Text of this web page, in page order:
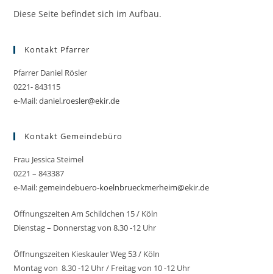
Diese Seite befindet sich im Aufbau.
Kontakt Pfarrer
Pfarrer Daniel Rösler
0221- 843115
e-Mail:daniel.roesler@ekir.de
Kontakt Gemeindebüro
Frau Jessica Steimel
0221 – 843387
e-Mail:gemeindebuero-koelnbrueckmerheim@ekir.de
Öffnungszeiten Am Schildchen 15 / Köln
Dienstag – Donnerstag von 8.30 -12 Uhr
Öffnungszeiten Kieskauler Weg 53 / Köln
Montag von 8.30 -12 Uhr / Freitag von 10 -12 Uhr